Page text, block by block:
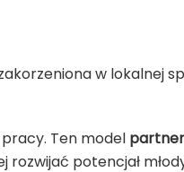
w lokalnej
Ten model
potencjał